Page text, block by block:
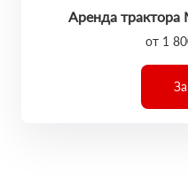
Аренда трактора
от 1